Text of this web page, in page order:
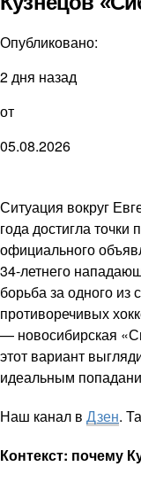
Опубликовано:
2 дня назад
от
05.08.2026
Ситуация вокруг
года достигла
официального
34-летнего
борьба за одного из
противоречивых
— новосибирская
этот вариант
идеальным
Наш канал в Дзен.
Контекст: почему